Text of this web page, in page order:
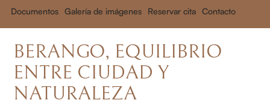
Documentos
Galería de imágenes Reservar cita Contacto
BERANGO, EQUILIBRIO
ENTRE CIUDAD Y
NATURALEZA